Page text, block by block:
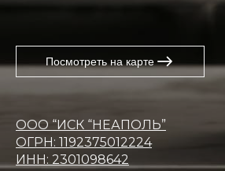
ООО “ИСК “НЕАПОЛЬ”
ОГРН: 1192375012224
ИНН: 2301098642
Посмотреть на карте